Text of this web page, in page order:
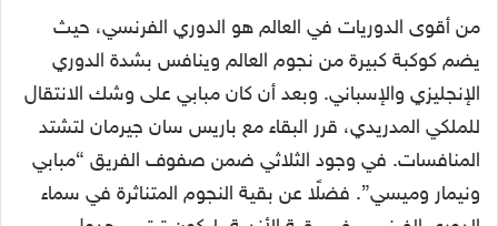
من أقوى الدوريات في العالم هو الدوري الفرنسي، حيث
يضم كوكبة كبيرة من نجوم العالم وينافس بشدة الدوري
الإنجليزي والإسباني. وبعد أن كان مبابي على وشك الانتقال
للملكي المدريدي، قرر البقاء مع باريس سان جيرمان لتشتد
المنافسات. في وجود الثلاثي ضمن صفوف الفريق “مبابي
ونيمار وميسي”. فضلًا عن بقية النجوم المتناثرة في سماء